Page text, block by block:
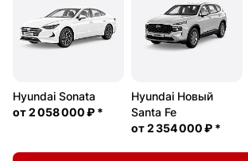
Hyundai Sonata
от2 058 000 ₽ *
Hyundai Новый
Santa Fe
от2 354 000 ₽ *